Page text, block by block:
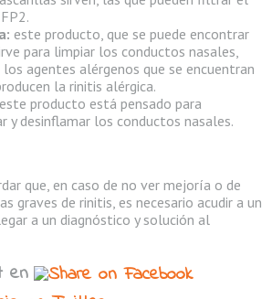
este producto, que se puede encontrar
para limpiar los conductos nasales,
agentes alérgenos que se encuentran
la rinitis alérgica.
este producto está pensado para
y desinflamar los conductos nasales.
que, en caso de no ver mejoría o de
graves de rinitis, es necesario acudir a un
a un diagnóstico y solución al
en